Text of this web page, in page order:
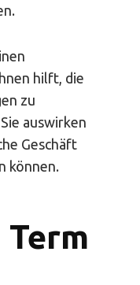
hilft, die
zu
auswirken
Geschäft
können.
Term